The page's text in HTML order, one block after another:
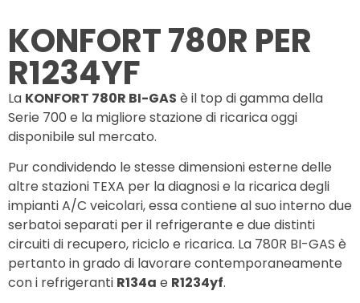
KONFORT 780R PER
R1234YF
La KONFORT 780R BI-GAS è il top di gamma della
Serie 700 e la migliore stazione di ricarica oggi
disponibile sul mercato.
Pur condividendo le stesse dimensioni esterne delle
altre stazioni TEXA per la diagnosi e la ricarica degli
impianti A/C veicolari, essa contiene al suo interno due
serbatoi separati per il refrigerante e due distinti
circuiti di recupero, riciclo e ricarica. La 780R BI-GAS è
pertanto in grado di lavorare contemporaneamente
con i refrigeranti R134a e R1234yf.